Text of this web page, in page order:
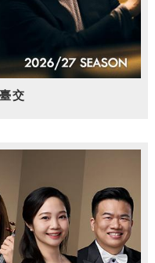
交